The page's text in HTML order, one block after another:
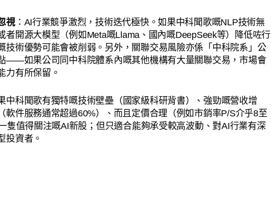
視：AI行業競爭激烈，技術迭代極快。如果中科聞歌嘅NLP技術無
者開源大模型（例如Meta嘅Llama、國內嘅DeepSeek等）降低咗行
技術優勢可能會被削弱。另外，關聯交易風險亦係「中科院系」公
——如果公司同中科院體系內嘅其他機構有大量關聯交易，市場會
力有所保留。
中科聞歌有獨特嘅技術壁壘（國家級科研背書）、強勁嘅營收增
軟件服務通常超過60%）、而且定價合理（例如市銷率P/S介乎8至
隻值得關注嘅AI新股；但只適合能夠承受較高波動、對AI行業有深
投資者。